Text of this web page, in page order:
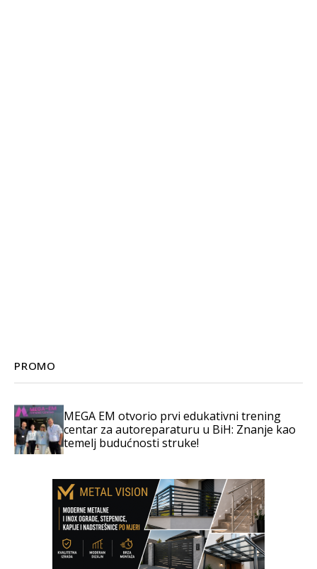
PROMO
MEGA EM otvorio prvi edukativni trening
centar za autoreparaturu u BiH: Znanje kao
temelj budućnosti struke!